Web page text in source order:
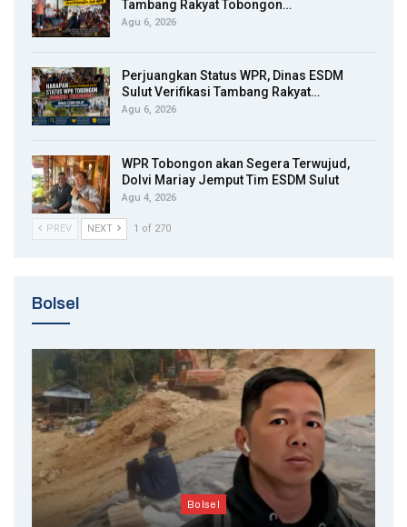
Tambang Rakyat Tobongon…
Agu 6, 2026
Perjuangkan Status WPR, Dinas ESDM
Sulut Verifikasi Tambang Rakyat…
Agu 6, 2026
WPR Tobongon akan Segera Terwujud,
Dolvi Mariay Jemput Tim ESDM Sulut
Agu 4, 2026
PREV NEXT 1 of 270
Bolsel
Bolsel